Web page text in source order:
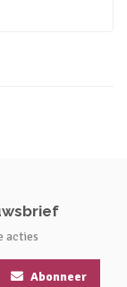
acties
Abonneer